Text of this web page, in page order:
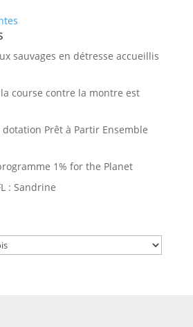
sauvages en détresse accueillis
course contre la montre est
Prêt à Partir Ensemble
1% for the Planet
: Sandrine